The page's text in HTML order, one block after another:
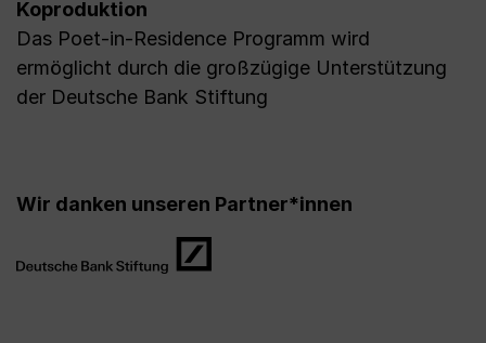
Koproduktion
Das Poet-in-Residence Programm wird
ermöglicht durch die großzügige Unterstützung
der Deutsche Bank Stiftung
Wir danken unseren Partner*innen